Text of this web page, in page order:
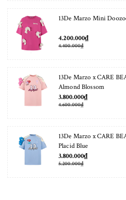
13De Marzo Mini
4.200.000₫
4.400.000₫
13De Marzo x CARE
Almond Blossom
3.800.000₫
4.600.000₫
13De Marzo x CARE
Placid Blue
3.800.000₫
5.200.000₫